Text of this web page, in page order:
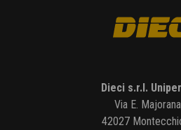
Dieci s.r.l.
Via E.
42027